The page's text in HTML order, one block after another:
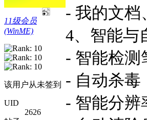
11级会员
(WinME)
该用户从未签到
UID
2626
- 我的文档
4、智能与
- 智能检测
- 自动杀毒
- 智能分辨